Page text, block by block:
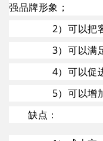
强品牌形象；
2）可以把客
3）可以满足
4）可以促进
5）可以增加
缺点：